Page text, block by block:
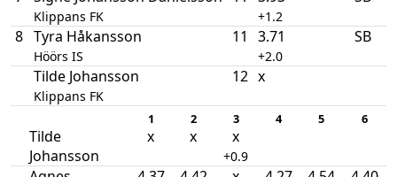
Klippans FK +1.2
8 Tyra Håkansson
Höörs IS
11 3.71
+2.0
SB
Tilde Johansson
Klippans FK
12 x
1 2 3 4 5 6
Tilde
Johansson
x x x
+0.9